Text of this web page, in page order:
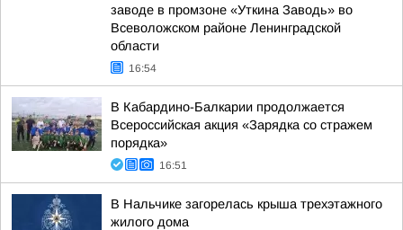
заводе в промзоне «Уткина Заводь» во
Всеволожском районе Ленинградской
области
16:54
В Кабардино-Балкарии продолжается
Всероссийская акция «Зарядка со стражем
порядка»
16:51
В Нальчике загорелась крыша трехэтажного
жилого дома